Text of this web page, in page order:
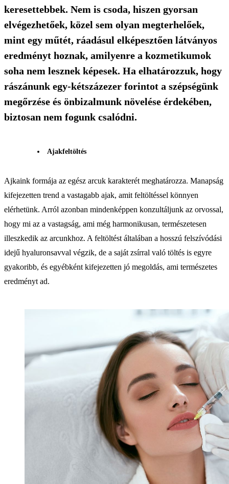
keresettebbek. Nem is csoda, hiszen gyorsan
elvégezhetőek, közel sem olyan megterhelőek,
mint egy műtét, ráadásul elképesztően látványos
eredményt hoznak, amilyenre a kozmetikumok
soha nem lesznek képesek. Ha elhatározzuk, hogy
rászánunk egy-kétszázezer forintot a szépségünk
megőrzése és önbizalmunk növelése érdekében,
biztosan nem fogunk csalódni.
Ajakfeltöltés
Ajkaink formája az egész arcuk karakterét meghatározza. Manapság
kifejezetten trend a vastagabb ajak, amit feltöltéssel könnyen
elérhetünk. Arról azonban mindenképpen konzultáljunk az orvossal,
hogy mi az a vastagság, ami még harmonikusan, természetesen
illeszkedik az arcunkhoz. A feltöltést általában a hosszú felszívódási
idejű hyaluronsavval végzik, de a saját zsírral való töltés is egyre
gyakoribb, és egyébként kifejezetten jó megoldás, ami természetes
eredményt ad.